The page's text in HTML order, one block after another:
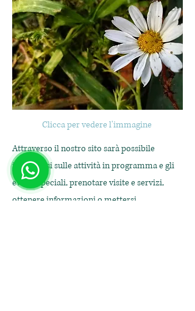
Clicca per vedere l'immagine
Attraverso il nostro sito sarà possibile
informarsi sulle attività in programma e gli
eventi speciali, prenotare visite e servizi,
ottenere informazioni o mettersi